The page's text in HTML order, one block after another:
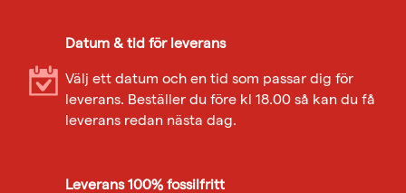
Datum & tid för leverans
Välj ett datum och en tid som passar dig för
leverans. Beställer du före kl 18.00 så kan du få
leverans redan nästa dag.
Leverans 100% fossilfritt